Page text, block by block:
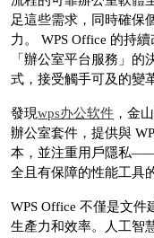
足這些需求，同時確保
力。 WPS Office 的持
「辦公室平台服務」
式，接受觸手可及的變
發現wps办公软件 ，金
辦公室套件，提供與
本，並注重用戶隱私
全且有保障的性能工具
WPS Office 不僅是文
生產力和效率。人工智